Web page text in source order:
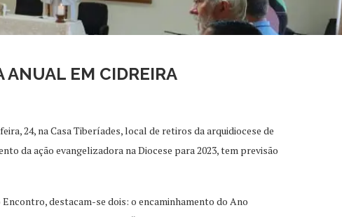
ANUAL EM CIDREIRA
24, na Casa Tiberíades, local de retiros da arquidiocese de
da ação evangelizadora na Diocese para 2023, tem previsão
destacam-se dois: o encaminhamento do Ano